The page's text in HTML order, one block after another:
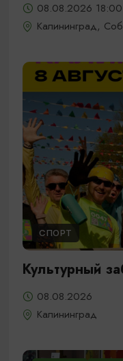
08.08.2026 18:00
Калининград,
СПОРТ
Культурный
08.08.2026
Калининград